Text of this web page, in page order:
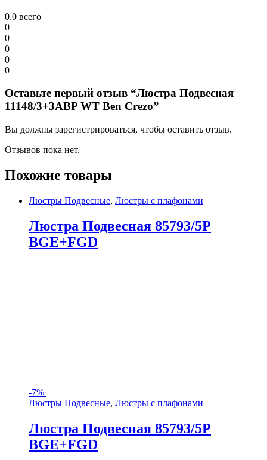
0.0 всего
0
0
0
0
0
Оставьте первый отзыв “Люстра Подвесная
11148/3+3ABP WT Ben Crezo”
Вы должны зарегистрироваться, чтобы оставить отзыв.
Отзывов пока нет.
Похожие товары
Люстры Подвесные, Люстры с плафонами
Люстра Подвесная 85793/5P
BGE+FGD
-7%
Люстры Подвесные, Люстры с плафонами
Люстра Подвесная 85793/5P
BGE+FGD